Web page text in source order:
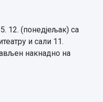
12. (понедјељак) са
и сали 11.
накнадно на